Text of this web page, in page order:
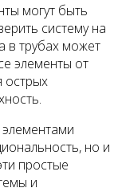
могут быть
систему на
в трубах может
элементы от
острых
но и
простые
и